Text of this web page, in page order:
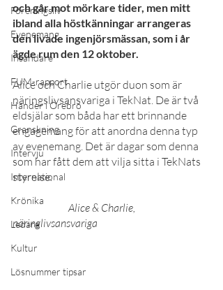
Föreningsliv
Evenemang
Insändare
FUM-rapport
Händer i Örebro
Granskning
Intervju
International
Krönika
Ledare
Kultur
Lösnummer tipsar
och går mot mörkare tider, men mitt
ibland alla höstkänningar arrangeras
den livade ingenjörsmässan, som i år
ägde rum den 12 oktober.
Alice och Charlie utgör duon som är
näringslivsansvariga i TekNat. De är två
eldsjälar som båda har ett brinnande
engagemang för att anordna denna typ
av evenemang. Det är dagar som denna
som har fått dem att vilja sitta i TekNats
styrelse.
Alice & Charlie,
näringlivsansvariga